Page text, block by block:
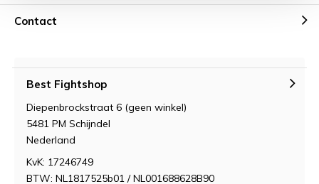
Contact
Best Fightshop
Diepenbrockstraat 6 (geen winkel)
5481 PM Schijndel
Nederland
KvK: 17246749
BTW: NL1817525b01 / NL001688628B90